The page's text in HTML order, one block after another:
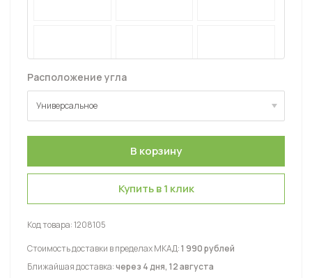
Расположение угла
Универсальное
Универсальное
Купить в 1 клик
Код товара:1208105
Стоимость доставки в пределах МКАД:1 990 рублей
Ближайшая доставка:через 4 дня, 12 августа